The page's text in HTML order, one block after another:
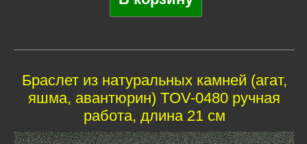
Браслет из натуральных камней (агат,
яшма, авантюрин) TOV-0480 ручная
работа, длина 21 см